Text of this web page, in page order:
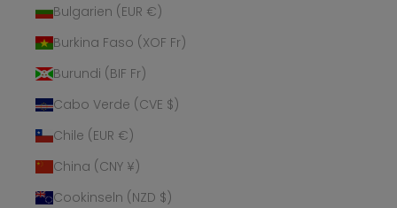
Bulgarien (EUR €)
Burkina Faso (XOF Fr)
Burundi (BIF Fr)
Cabo Verde (CVE $)
Chile (EUR €)
China (CNY ¥)
Cookinseln (NZD $)